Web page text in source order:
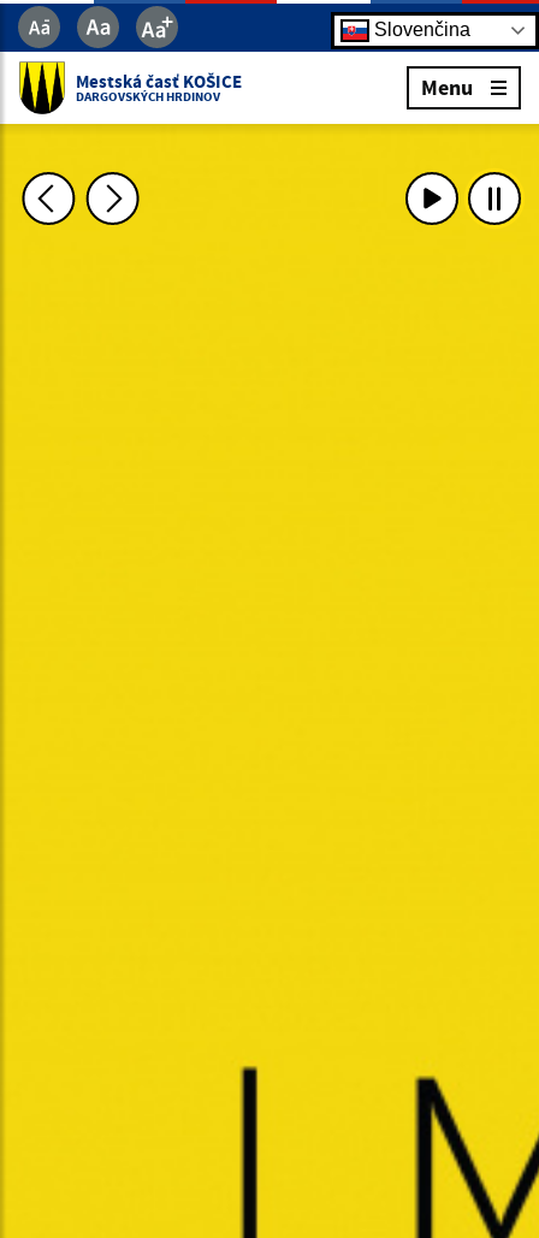
Slovenčina
Mestská časť KOŠICE
DARGOVSKÝCH HRDINOV Menu